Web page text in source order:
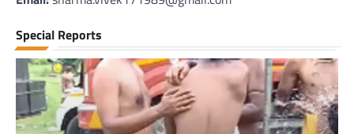
Special Reports